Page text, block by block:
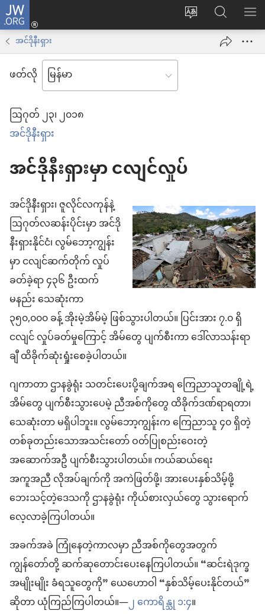
JW.ORG
ဝ
Log
in
အသစ်
ဖွ
တယ်)
JW.ORG
ရှာ
အင်ဒိုနီးရှား
ဖတ်လို
ဩဂုတ် ၂၃၊ ၂၀၁၈
အင်ဒိုနီးရှား
အင်ဒိုနီးရှားမှာ ငလျင်လှုပ်
အင်ဒိုနီးရှား၊ ဇူလိုင်လကုန်နဲ့
ဩဂုတ်လဆန်းပိုင်းမှာ အင်ဒို
နီးရှားနိုင်ငံ၊ လွမ်ဘော့ကျွန်း
မှာ ငလျင်ဆက်တိုက် လှုပ်
ခတ်ခဲ့ရာ ၄၃၆ ဦးထက်
မနည်း သေဆုံးကာ
၃၅၀,၀၀၀ ခန့် အိုးမဲ့အိမ်မဲ့ ဖြစ်သွားပါတယ်။ ပြင်းအား ၇.၀ ရှိ
ငလျင် လှုပ်ခတ်မှုကြောင့် အိမ်တွေ ပျက်စီးကာ ဒေါ်လာသန်းရာ
ချီ ထိခိုက်ဆုံးရှုံးစေခဲ့ပါတယ်။
ဂျကာတာ ဌာနခွဲရုံး သတင်းပေးပို့ချက်အရ ကြေညာသူတချို့ရဲ့
အိမ်တွေ ပျက်စီးသွားပေမဲ့ ညီအစ်ကိုတွေ ထိခိုက်ဒဏ်ရာရတာ၊
သေဆုံးတာ မရှိပါဘူး။ လွမ်ဘော့ကျွန်းက ကြေညာသူ ၄၀ ရှိတဲ့
တစ်ခုတည်းသောအသင်းတော် ဝတ်ပြုစည်းဝေးတဲ့
အဆောက်အဦ ပျက်စီးသွားပါတယ်။ ကယ်ဆယ်ရေး
အကူအညီ လိုအပ်ချက်ကို အကဲဖြတ်ဖို့၊ အားပေးနှစ်သိမ့်ဖို့
ဘေးသင့်တဲ့ဒေသကို ဌာနခွဲရုံး ကိုယ်စားလှယ်တွေ သွားရောက်
လေ့လာခဲ့ကြပါတယ်။
အခက်အခဲ ကြုံနေတဲ့ကာလမှာ ညီအစ်ကိုတွေအတွက်
ကျွန်တော်တို့ ဆက်ဆုတောင်းပေးနေကြပါတယ်။ “ဆင်းရဲဒုက္ခ
အမျိုးမျိုး ခံရသူတွေကို” ယေဟောဝါ “နှစ်သိမ့်ပေးနိုင်တယ်”
ဆိုတာ ယုံကြည်ကြပါတယ်။—၂ ကောရိန္သု ၁:၄။